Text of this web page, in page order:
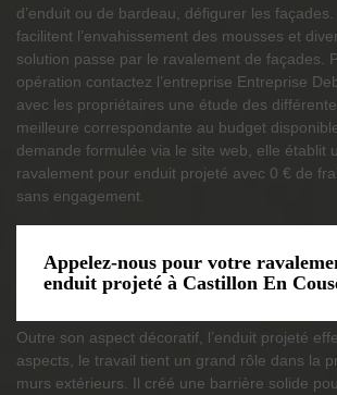
d’enduit ou de bardeau, défigurer les
facilitent l’envahissement des mousses et
solution passe par le ravalement de façades.
opération contactez l’entreprise Entreprise
avec les propriétaires une étude des
meilleure correspondante au budget
demande formulée via le site web, elle établit
ravalement pour enduit projeté avec 0 € de
sans engagement.
Appelez-nous pour votre
enduit projeté à Castillon En
Outre son aspect décoratif, l’enduit projeté
aspects, le travail tient un grand rôle dans la
murs extérieurs. Il créé une barrière solide